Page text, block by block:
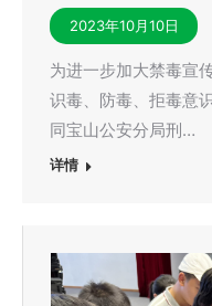
2023年10月10日
为进一步加大禁毒宣
识毒、防毒、拒毒意
同宝山公安分局刑…
详情